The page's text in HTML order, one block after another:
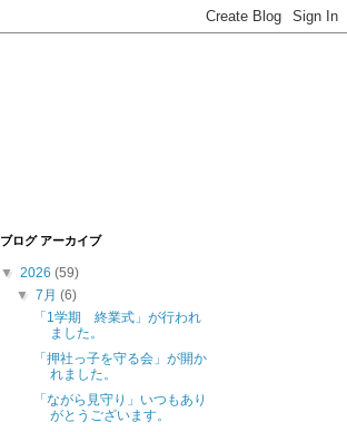
ブログ アーカイブ
▼ 2026 (59)
▼7月(6)
「1学期 終業式」が行われ
ました。
「押社っ子を守る会」が開か
れました。
「ながら見守り」いつもあり
がとうございます。